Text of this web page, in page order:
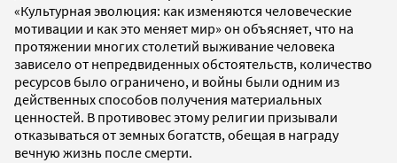
«Культурная эволюция: как изменяются человеческие
мотивации и как это меняет мир» он объясняет, что на
протяжении многих столетий выживание человека
зависело от непредвиденных обстоятельств, количество
ресурсов было ограничено, и войны были одним из
действенных способов получения материальных
ценностей. В противовес этому религии призывали
отказываться от земных богатств, обещая в награду
вечную жизнь после смерти.